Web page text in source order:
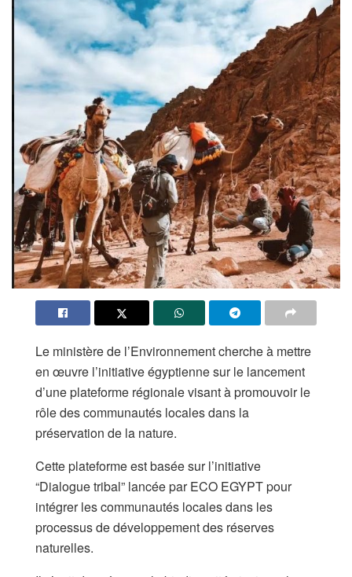
Le ministère de l’Environnement cherche à mettre
en œuvre l’initiative égyptienne sur le lancement
d’une plateforme régionale visant à promouvoir le
rôle des communautés locales dans la
préservation de la nature.
Cette plateforme est basée sur l’initiative
“Dialogue tribal” lancée par ECO EGYPT pour
intégrer les communautés locales dans les
processus de développement des réserves
naturelles.